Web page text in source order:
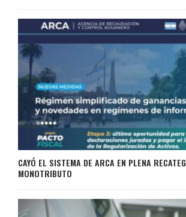
CAYÓ EL SISTEMA DE ARCA EN PLENA
MONOTRIBUTO